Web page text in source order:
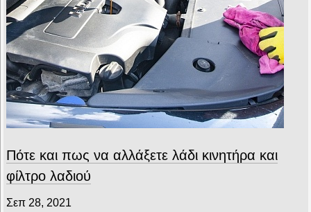
Πότε και πως να αλλάξετε λάδι κινητήρα και
φίλτρο λαδιού
Σεπ 28, 2021